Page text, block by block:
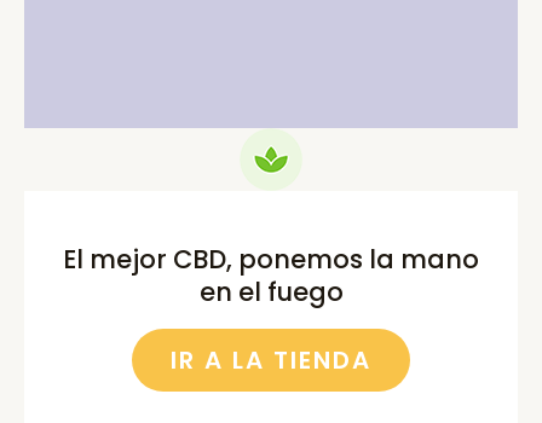
El mejor CBD, ponemos la mano
en el fuego
IR A LA TIENDA